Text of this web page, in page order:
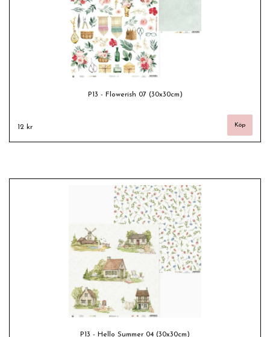
P13 - Flowerish 07 (30x30cm)
12 kr
P13 - Hello Summer 04 (30x30cm)